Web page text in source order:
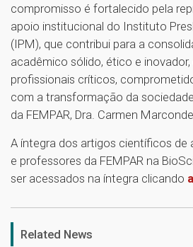
compromisso é fortalecido pela
apoio institucional do Instituto
(IPM), que contribui para a
acadêmico sólido, ético e
profissionais críticos,
com a transformação da
da FEMPAR, Dra. Carmen
A íntegra dos artigos científicos de
e professores da FEMPAR na
ser acessados na íntegra clicando
1
Related News